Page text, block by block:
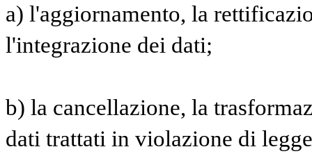
a) l'aggiornamento, la
l'integrazione dei dati;
b) la cancellazione, la
dati trattati in violazione di